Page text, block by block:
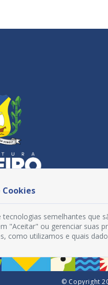
© Copyright
semelhantes que
"Aceitar" ou gerenciar suas
como utilizamos e quais